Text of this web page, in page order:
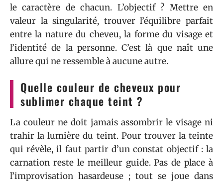
le caractère de chacun. L’objectif ? Mettre en
valeur la singularité, trouver l’équilibre parfait
entre la nature du cheveu, la forme du visage et
l’identité de la personne. C’est là que naît une
allure qui ne ressemble à aucune autre.
Quelle couleur de cheveux pour
sublimer chaque teint ?
La couleur ne doit jamais assombrir le visage ni
trahir la lumière du teint. Pour trouver la teinte
qui révèle, il faut partir d’un constat objectif : la
carnation reste le meilleur guide. Pas de place à
l’improvisation hasardeuse ; tout se joue dans